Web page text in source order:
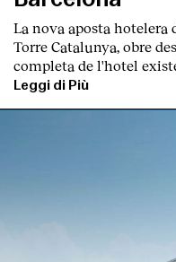
La nova aposta hotelera
Torre Catalunya, obre
completa de l'hotel
Leggi di Più